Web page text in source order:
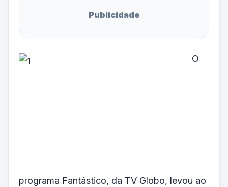
Publicidade
O
programa Fantástico, da TV Globo, levou ao